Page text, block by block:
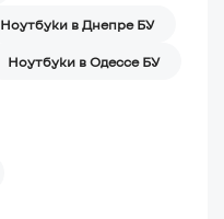
Ноутбуки в Днепре БУ
Ноутбуки в Одессе БУ